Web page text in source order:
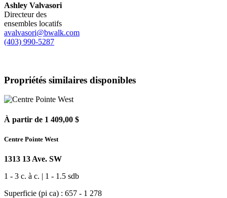
Ashley Valvasori
Directeur des
ensembles locatifs
avalvasori@bwalk.com
(403) 990-5287
Propriétés similaires disponibles
À partir de 1 409,00 $
Centre Pointe West
1313 13 Ave. SW
1 - 3 c. à c. | 1 - 1.5 sdb
Superficie (pi ca) : 657 - 1 278